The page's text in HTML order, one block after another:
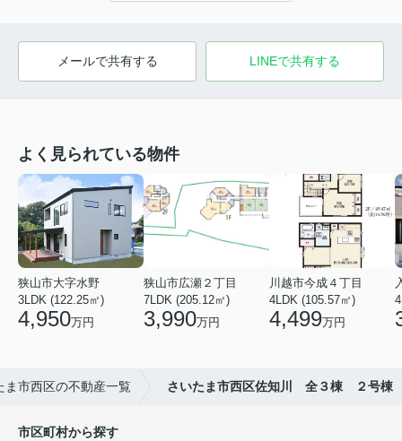
メールで共有する LINEで共有する
よく見られている物件
狭山市大字水野
3LDK (122.25㎡)
4,950万円
狭山市広瀬２丁目
7LDK (205.12㎡)
3,990万円
川越市今成４丁目
4LDK (105.57㎡)
4,499万円
ま市西区の不動産一覧 さいたま市西区佐知川 全３棟 ２号棟
市区町村から探す